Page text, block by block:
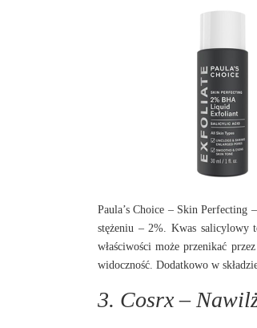
Paula’s Choice – Skin
stężeniu – 2%. Kwas salicylowy
właściwości może przenikać
widoczność. Dodatkowo w
3. Cosrx –